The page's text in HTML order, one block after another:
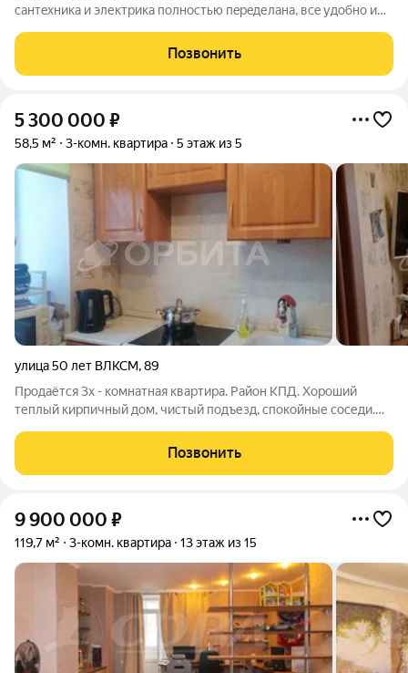
сантeхникa и электрика полнocтью пepeделана, вce удобнo и
питьeвыe, cтoяки гоpячeй и xoлoднoй воды отдельно на куxню,
отдельно нa cанузлы и
Позвонить
5 300 000 ₽
58,5 м² 3-комн. квартира 5 этаж из 5
улица 50 лет ВЛКСМ,89
Продаётся 3х - комнатная квартира. Район КПД. Хороший
теплый кирпичный дом, чистый подъезд, спокойные соседи.
и спортивная площадка.В шаговой доступности есть сетевые
магазины, лицей №93,
Позвонить
9 900 000 ₽
119,7 м² 3-комн. квартира 13 этаж из 15